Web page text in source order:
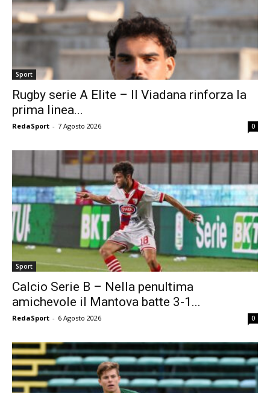
Sport
Rugby serie A Elite – Il Viadana rinforza la
prima linea...
RedaSport - 7 Agosto 2026 0
Sport
Calcio Serie B – Nella penultima
amichevole il Mantova batte 3-1...
RedaSport - 6 Agosto 2026 0